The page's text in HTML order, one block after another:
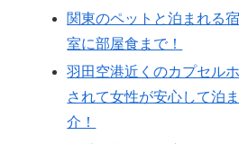
関東のペットと泊まれる
室に部屋食まで！
羽田空港近くのカプセル
されて女性が安心して泊
介！